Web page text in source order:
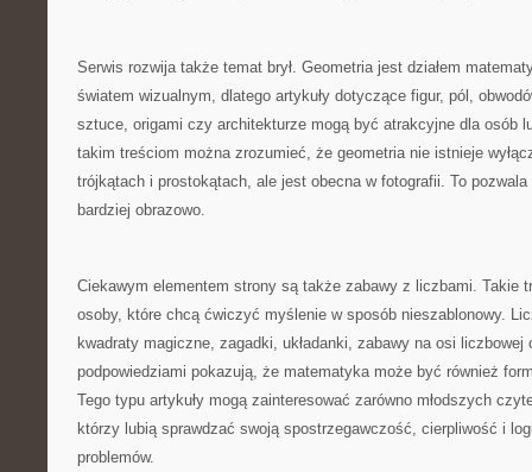
Serwis rozwija także temat brył. Geometria jest działem
światem wizualnym, dlatego artykuły dotyczące figur, pól,
sztuce, origami czy architekturze mogą być atrakcyjne dla osób
takim treściom można zrozumieć, że geometria nie istnieje
trójkątach i prostokątach, ale jest obecna w fotografii. To
bardziej obrazowo.
Ciekawym elementem strony są także zabawy z liczbami. Takie
osoby, które chcą ćwiczyć myślenie w sposób nieszablonowy.
kwadraty magiczne, zagadki, układanki, zabawy na osi
podpowiedziami pokazują, że matematyka może być również
Tego typu artykuły mogą zainteresować zarówno młodszych
którzy lubią sprawdzać swoją spostrzegawczość, cierpliwość i
problemów.